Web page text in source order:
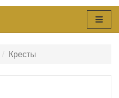
Кресты